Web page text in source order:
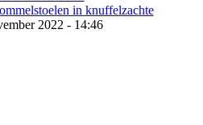
in knuffelzachte
2022 - 14:46